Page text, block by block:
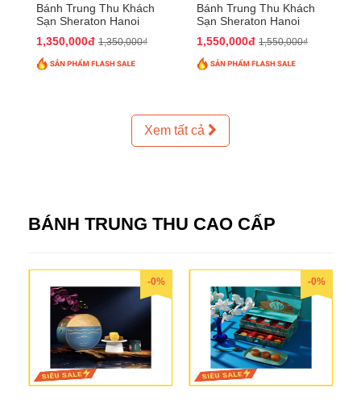
Bánh Trung Thu Khách
Sạn Sheraton Hanoi
1,350,000đ 1,350,000₫
Bánh Trung Thu Khách
Sạn Sheraton Hanoi
1,550,000đ 1,550,000₫
Xem tất cả
BÁNH TRUNG THU CAO CẤP
-0% -0%